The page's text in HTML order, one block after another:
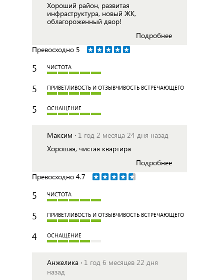
Хороший район, развитая
инфраструктура, новый ЖК,
облагороженный двор!
Подробнее
Превосходно 5
5 ЧИСТОТА
5 ПРИВЕТЛИВОСТЬ И ОТЗЫВЧИВОСТЬ ВСТРЕЧАЮЩЕГО
5 ОСНАЩЕНИЕ
Максим · 1 год 2 месяца 24 дня назад
Хорошая, чистая квартира
Подробнее
Превосходно 4.7
5 ЧИСТОТА
5 ПРИВЕТЛИВОСТЬ И ОТЗЫВЧИВОСТЬ ВСТРЕЧАЮЩЕГО
4 ОСНАЩЕНИЕ
Анжелика · 1 год 6 месяцев 22 дня
назад